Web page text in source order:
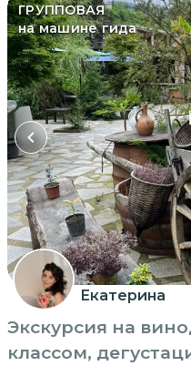
ГРУППОВАЯ
на машине гида
Екатерина
Экскурсия на
классом,